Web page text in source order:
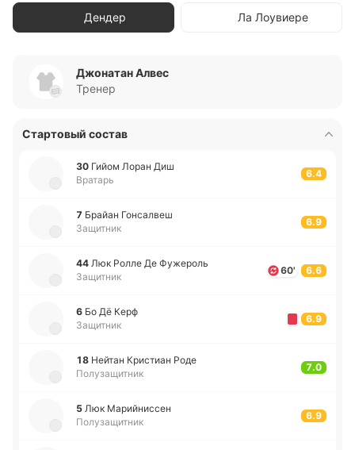
Дендер Ла Лоувиере
Джонатан Алвес
Тренер
Стартовый состав
30 Гийом Лоран Диш
Вратарь
6.4
7 Брайан Го­нса­лвеш
Защитник
6.9
44 Люк Ролле Де Фу­же­роль
Защитник
60' 6.6
6 Бо Дё Керф
Защитник
6.9
18 Нейтан Кри­стиан Роде
Полузащитник
7.0
5 Люк Ма­рий­ни­ссен
Полузащитник
6.9